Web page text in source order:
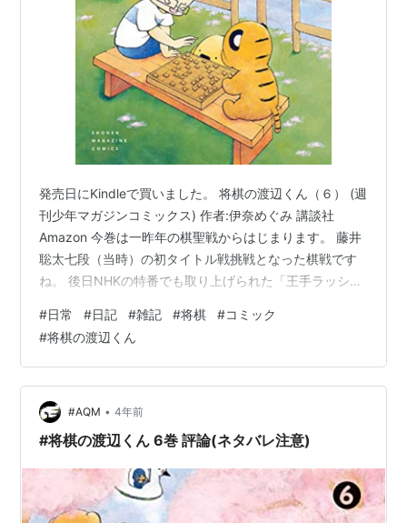
発売日にKindleで買いました。 将棋の渡辺くん（６） (週
刊少年マガジンコミックス) 作者:伊奈めぐみ 講談社
Amazon 今巻は一昨年の棋聖戦からはじまります。 藤井
聡太七段（当時）の初タイトル戦挑戦となった棋戦です
ね。 後日NHKの特番でも取り上げられた「王手ラッシ
に素直。率直な方です。 インタビューや感想戦を見ても
そう思いますね。 将棋を若い人から教わるって、ただ若
いだけでは意味がない。 藤井くんくらい強くないとだめ
だ たしかにそうなんですけど、名人位の方がそう言っち
ゃうって凄いです。 あと「藤井くんには分が悪いと思っ
ている」とか…
#日常 #日記 #雑記 #将棋 #コミック
#将棋の渡辺くん
#AQM • 4年前
#将棋の渡辺くん 6巻 評論(ネタバレ注意)